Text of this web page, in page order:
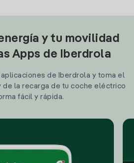
y tu movilidad
Apps de Iberdrola
de Iberdrola y toma el
de la recarga de tu coche eléctrico
fácil y rápida.